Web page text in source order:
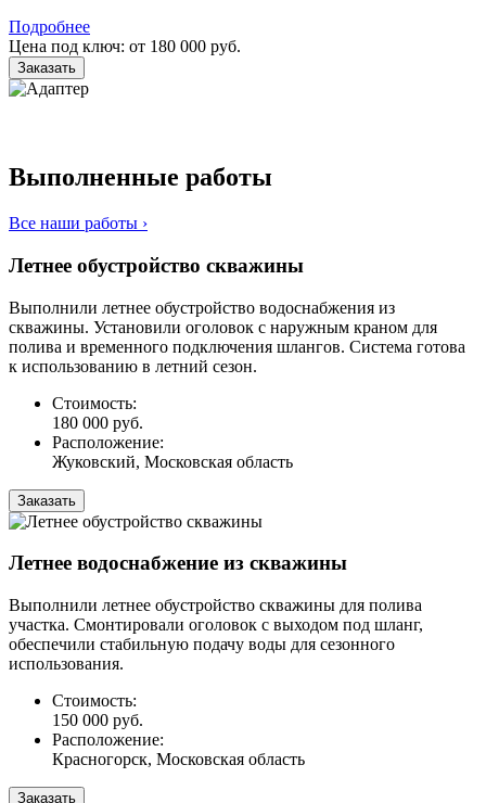
Подробнее
Цена под ключ: от 180 000 руб.
Заказать
Выполненные работы
Все наши работы ›
Летнее обустройство скважины
Выполнили летнее обустройство водоснабжения из
скважины. Установили оголовок с наружным краном для
полива и временного подключения шлангов. Система готова
к использованию в летний сезон.
Стоимость:
180 000 руб.
Расположение:
Жуковский, Московская область
Заказать
Летнее водоснабжение из скважины
Выполнили летнее обустройство скважины для полива
участка. Смонтировали оголовок с выходом под шланг,
обеспечили стабильную подачу воды для сезонного
использования.
Стоимость:
150 000 руб.
Расположение:
Красногорск, Московская область
Заказать